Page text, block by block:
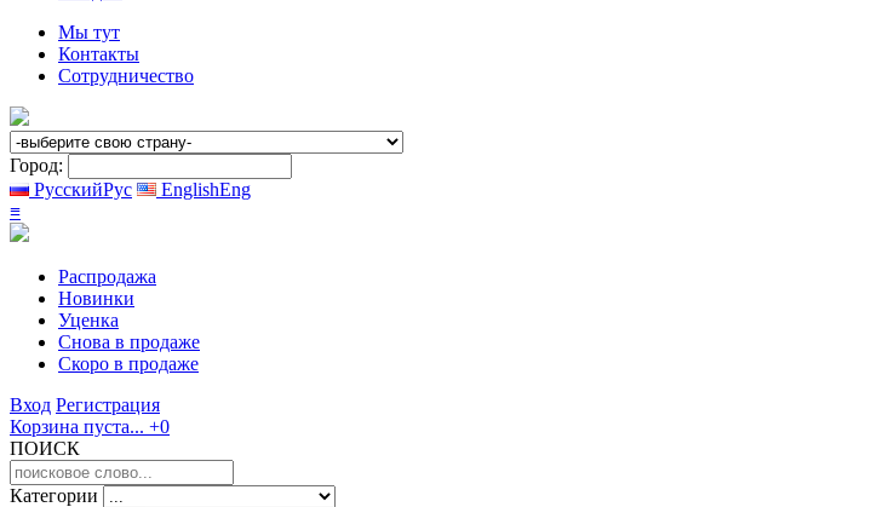
Мы тут
Контакты
Сотрудничество
Город:
РусскийРус EnglishEng
≡
Распродажа
Новинки
Уценка
Снова в продаже
Скоро в продаже
Вход Регистрация
Корзина пуста... +0
ПОИСК
Категории